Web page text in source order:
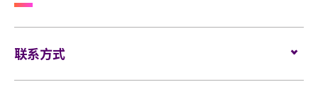
Awards Presentation Ceremony.
联系方式